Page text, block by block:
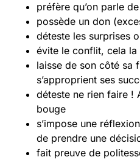
préfère qu’on parle
possède un don
déteste les surprises
évite le conflit, cela la
laisse de son côté sa
s’approprient ses
déteste ne rien faire !
bouge
s’impose une
de prendre une
fait preuve de